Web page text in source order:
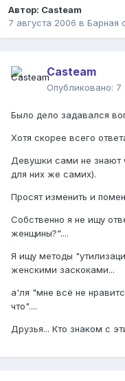
Автор: Casteam
7 августа 2006 в Барная
Casteam
Опубликовано: 7
Было дело задавался
Хотя скорее всего
Девушки сами не знают
для них же самих).
Просят изменить и
Собственно я не ищу
женщины?"....
Я ищу методы
женскими заскоками...
а'ля "мне всё не
что"....
Друзья... Кто знаком с